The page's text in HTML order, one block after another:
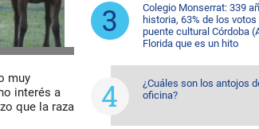
muy
interés a
que la raza
Colegio Monserrat: 339
historia, 63% de los votos
puente cultural Córdoba
Florida que es un hito
¿Cuáles son los antojos
oficina?